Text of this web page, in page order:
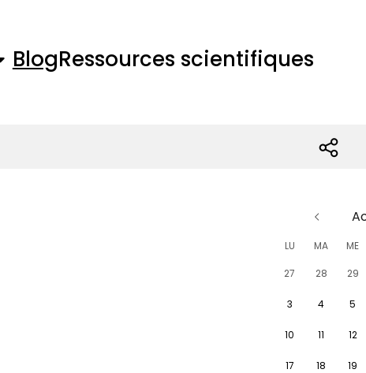
BlogRessources scientifiques
LU MA ME
27 28 29
3 4 5
10 11 12
17 18 19